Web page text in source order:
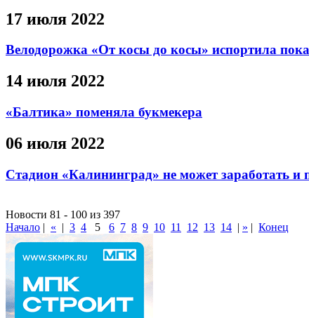
17 июля 2022
Велодорожка «От косы до косы» испортила
14 июля 2022
«Балтика» поменяла букмекера
06 июля 2022
Стадион «Калининград» не может заработать и
Новости 81 - 100 из 397
Начало | « | 3 4 5 6 7 8 9 10 11 12 13 14 | » | Конец